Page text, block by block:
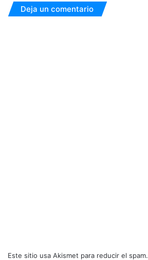
Deja un comentario
Este sitio usa Akismet para reducir el spam.